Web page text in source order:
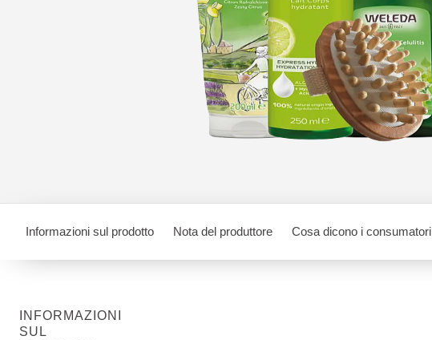
Informazioni sul prodotto Nota del produttore Cosa dicono i consumatori
INFORMAZIONI
SUL